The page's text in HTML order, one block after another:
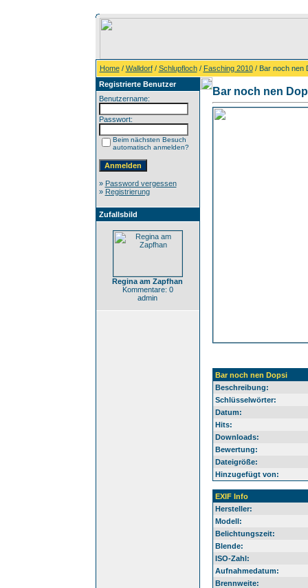
Home/ Walldorf/ Schlupfloch/ Fasching 2010/ Bar noch nen
Registrierte Benutzer
Benutzername:
Passwort:
Beim nächsten Besuch
automatisch anmelden?
» Password vergessen
» Registrierung
Zufallsbild
Regina am Zapfhan
Kommentare: 0
admin
Bar noch nen
Bar noch nen Dopsi
Beschreibung:
Schlüsselwörter:
Datum:
Hits:
Downloads:
Bewertung:
Dateigröße:
Hinzugefügt von:
EXIF Info
Hersteller:
Modell:
Belichtungszeit:
Blende:
ISO-Zahl:
Aufnahmedatum:
Brennweite: